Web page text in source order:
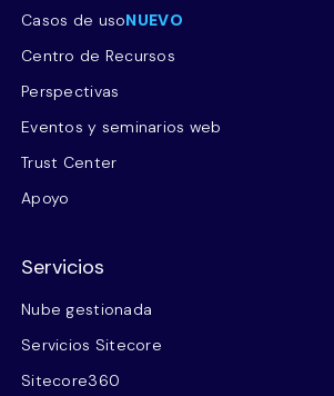
Casos de usoNUEVO
Centro de Recursos
Perspectivas
Eventos y seminarios web
Trust Center
Apoyo
Servicios
Nube gestionada
Servicios Sitecore
Sitecore360